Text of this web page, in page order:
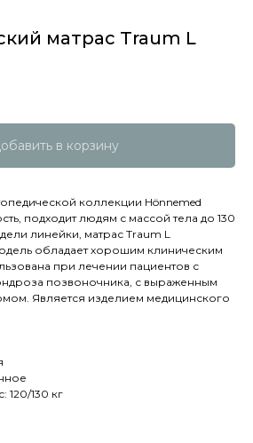
матрас Traum L
в корзину
коллекции Hönnemed
подходит людям с массой тела до 130
линейки, матрас Traum L
обладает хорошим клиническим
при лечении пациентов с
позвоночника, с выраженным
Является изделием медицинского
120/130 кг